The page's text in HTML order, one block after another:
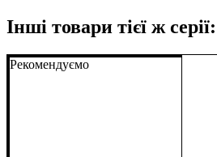
Інші товари тієї ж серії:
Рекомендуємо